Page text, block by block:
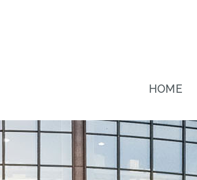
HOME